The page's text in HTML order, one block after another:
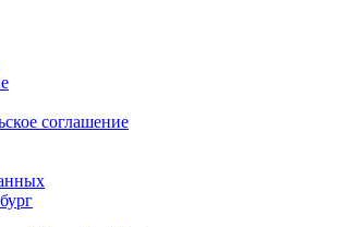
соглашение